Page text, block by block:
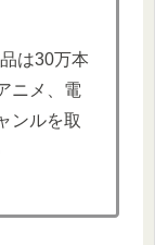
は30万本
ニメ、電
ンルを取